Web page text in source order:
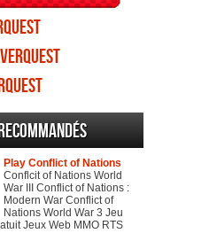
Play Conflict of Nations
Conflcit of Nations World
War III Conflict of Nations :
Modern War Conflict of
Nations World War 3 Jeu
Jeux Web MMO RTS